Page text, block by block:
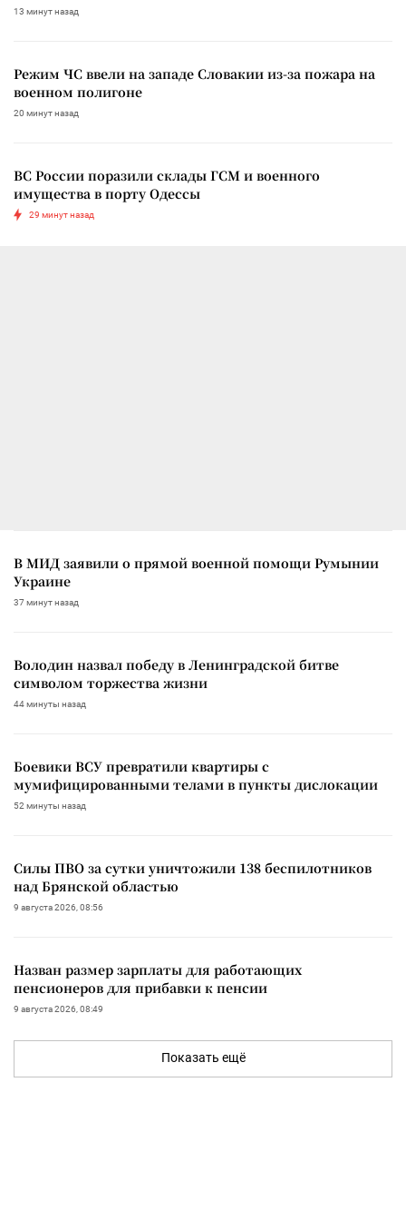
13 минут назад
Режим ЧС ввели на западе Словакии из-за пожара на
военном полигоне
20 минут назад
ВС России поразили склады ГСМ и военного
имущества в порту Одессы
29 минут назад
В МИД заявили о прямой военной помощи Румынии
Украине
37 минут назад
Володин назвал победу в Ленинградской битве
символом торжества жизни
44 минуты назад
Боевики ВСУ превратили квартиры с
мумифицированными телами в пункты дислокации
52 минуты назад
Силы ПВО за сутки уничтожили 138 беспилотников
над Брянской областью
9 августа 2026, 08:56
Назван размер зарплаты для работающих
пенсионеров для прибавки к пенсии
9 августа 2026, 08:49
Показать ещё